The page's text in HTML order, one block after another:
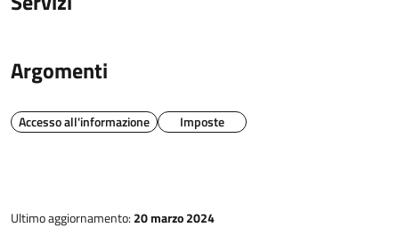
Argomenti
Accesso all'informazione Imposte
Ultimo aggiornamento: 20 marzo 2024